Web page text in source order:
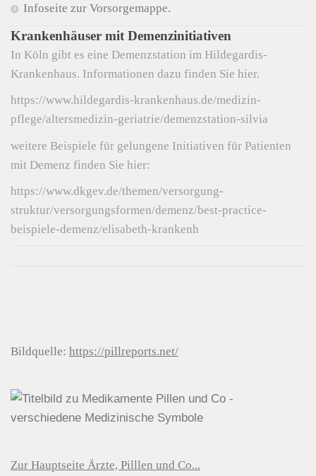
Infoseite zur Vorsorgemappe.
Krankenhäuser mit Demenzinitiativen
In Köln gibt es eine Demenzstation im Hildegardis-
Krankenhaus. Informationen dazu finden Sie hier.
https://www.hildegardis-krankenhaus.de/medizin-
pflege/altersmedizin-geriatrie/demenzstation-silvia
weitere Beispiele für gelungene Initiativen für Patienten
mit Demenz finden Sie hier:
https://www.dkgev.de/themen/versorgung-
struktur/versorgungsformen/demenz/best-practice-
beispiele-demenz/elisabeth-krankenh
Bildquelle: https://pillreports.net/
Zur Hauptseite Ärzte, Pilllen und Co...